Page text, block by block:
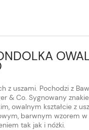
z uszami. Pochodzi z
& Co. Sygnowany
owalnym kształcie z
barwnym wzorem
tak jak i nóżki.